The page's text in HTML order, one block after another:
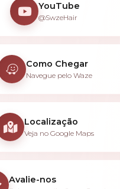
YouTube
@SwzeHair
Como Chegar
Navegue pelo Waze
Localização
Veja no Google Maps
Avalie-nos